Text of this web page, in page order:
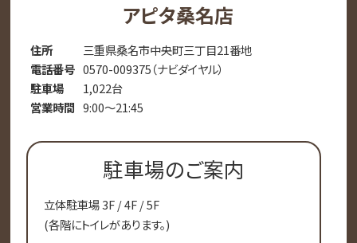
アピタ桑名店
住所
三重県桑名市中央町三丁目21番地
電話番号 0570-009375（ナビダイヤル）
駐車場
1,022台
営業時間 9:00～21:45
駐車場のご案内
立体駐車場 3F / 4F / 5F
(各階にトイレがあります。)